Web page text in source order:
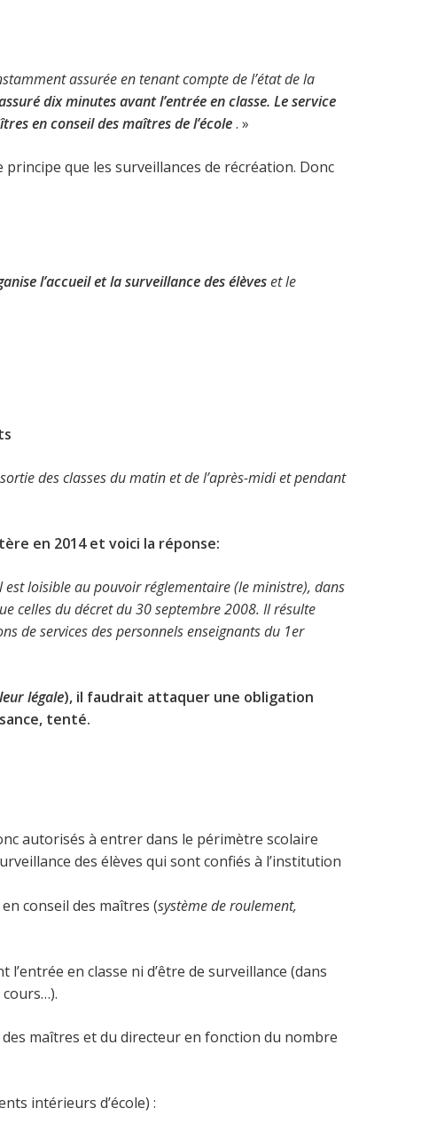
assurée en tenant compte de l’état de la
dix minutes avant l’entrée en classe. Le service
en conseil des maîtres de l’école. »
que les surveillances de récréation. Donc
l’accueil et la surveillance des élèveset le
des classes du matin et de l’après-midi et pendant
en 2014 et voici la réponse:
est loisible au pouvoir réglementaire (le ministre), dans
celles du décret du 30 septembre 2008. Il résulte
de services des personnels enseignants du 1er
légale), il faudrait attaquer une obligation
tenté.
autorisés à entrer dans le périmètre scolaire
des élèves qui sont confiés à l’institution
conseil des maîtres (système de roulement,
l’entrée en classe ni d’être de surveillance (dans
des maîtres et du directeur en fonction du nombre
intérieurs d’école) :